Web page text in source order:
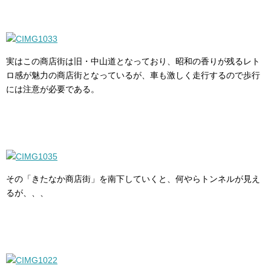
実はこの商店街は旧・中山道となっており、昭和の香りが残るレト
ロ感が魅力の商店街となっているが、車も激しく走行するので歩行
には注意が必要である。
その「きたなか商店街」を南下していくと、何やらトンネルが見え
るが、、、